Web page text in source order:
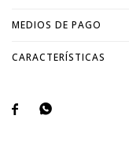
MEDIOS DE PAGO
CARACTERÍSTICAS
 